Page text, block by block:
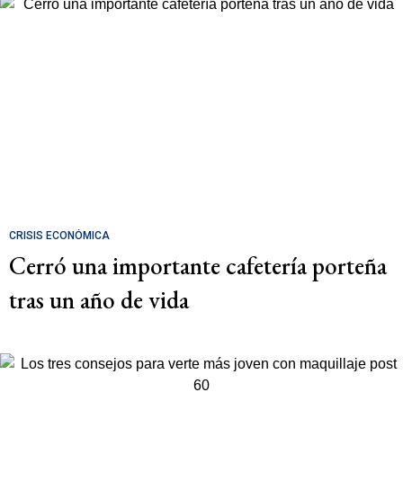
CRISIS ECONÓMICA
Cerró una importante cafetería porteña
tras un año de vida